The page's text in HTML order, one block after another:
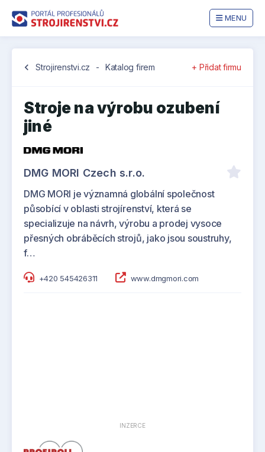
MENU
chevron_left Strojirenstvi.cz - Katalog firem + Přidat firmu
Stroje na výrobu ozubení
jiné
DMG MORI Czech s.r.o.
DMG MORI je významná globální společnost
působící v oblasti strojírenství, která se
specializuje na návrh, výrobu a prodej vysoce
přesných obráběcích strojů, jako jsou soustruhy,
f…
+420 545426311 www.dmgmori.com
INZERCE